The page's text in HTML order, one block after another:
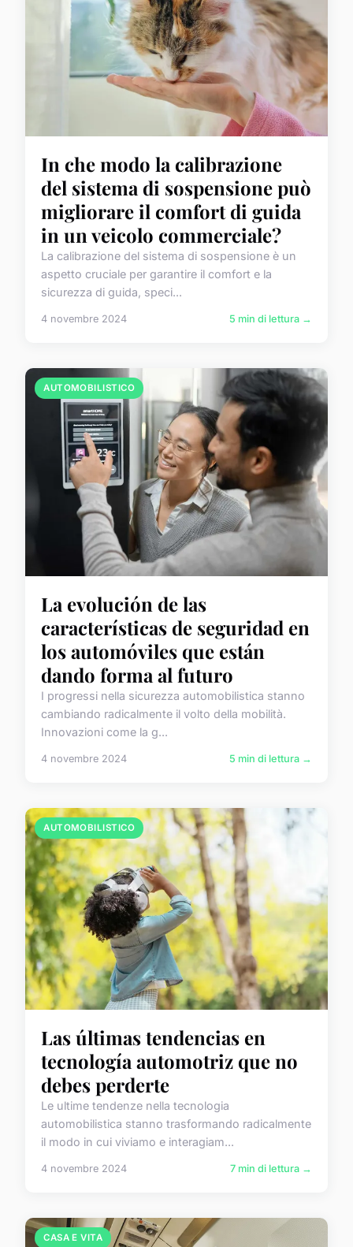
In che modo la calibrazione
del sistema di sospensione può
migliorare il comfort di guida
in un veicolo commerciale?
La calibrazione del sistema di sospensione è un
aspetto cruciale per garantire il comfort e la
sicurezza di guida, speci...
4 novembre 2024 5 min di lettura →
AUTOMOBILISTICO
La evolución de las
características de seguridad en
los automóviles que están
dando forma al futuro
I progressi nella sicurezza automobilistica stanno
cambiando radicalmente il volto della mobilità.
Innovazioni come la g...
4 novembre 2024 5 min di lettura →
AUTOMOBILISTICO
Las últimas tendencias en
tecnología automotriz que no
debes perderte
Le ultime tendenze nella tecnologia
automobilistica stanno trasformando radicalmente
il modo in cui viviamo e interagiam...
4 novembre 2024 7 min di lettura →
CASA E VITA